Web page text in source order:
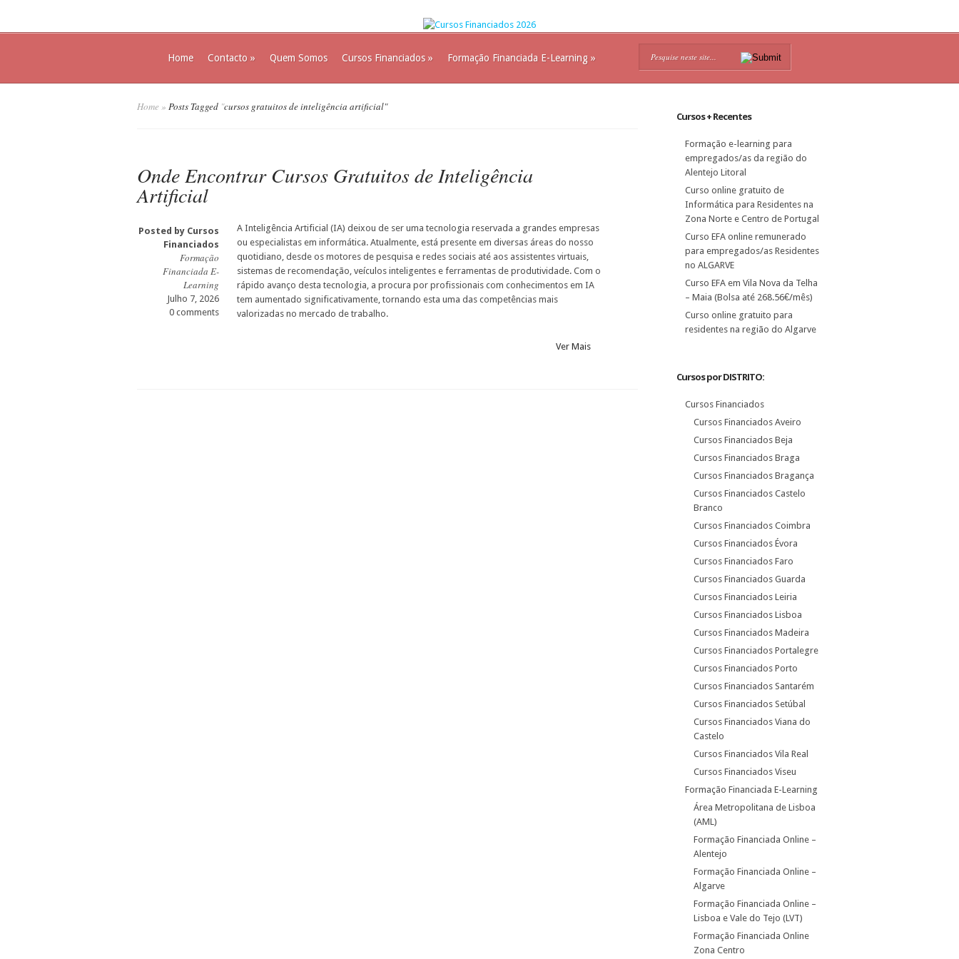
Home Contacto » Quem Somos Cursos Financiados» Formação Financiada E-Learning »
Home » Posts Tagged "cursos gratuitos de inteligência artificial"
Onde Encontrar Cursos Gratuitos de Inteligência
Artificial
Posted by Cursos
Financiados
Formação
Financiada E-
Learning
Julho 7, 2026
0 comments
A Inteligência Artificial (IA) deixou de ser uma tecnologia reservada a grandes empresas
ou especialistas em informática. Atualmente, está presente em diversas áreas do nosso
quotidiano, desde os motores de pesquisa e redes sociais até aos assistentes virtuais,
sistemas de recomendação, veículos inteligentes e ferramentas de produtividade. Com o
rápido avanço desta tecnologia, a procura por profissionais com conhecimentos em IA
tem aumentado significativamente, tornando esta uma das competências mais
valorizadas no mercado de trabalho.
Ver Mais
Cursos + Recentes
Formação e-learning para
empregados/as da região do
Alentejo Litoral
Curso online gratuito de
Informática para Residentes na
Zona Norte e Centro de Portugal
Curso EFA online remunerado
para empregados/as Residentes
no ALGARVE
Curso EFA em Vila Nova da Telha
– Maia (Bolsa até 268.56€/mês)
Curso online gratuito para
residentes na região do Algarve
Cursos por DISTRITO:
Cursos Financiados
Cursos Financiados Aveiro
Cursos Financiados Beja
Cursos Financiados Braga
Cursos Financiados Bragança
Cursos Financiados Castelo
Branco
Cursos Financiados Coimbra
Cursos Financiados Évora
Cursos Financiados Faro
Cursos Financiados Guarda
Cursos Financiados Leiria
Cursos Financiados Lisboa
Cursos Financiados Madeira
Cursos Financiados Portalegre
Cursos Financiados Porto
Cursos Financiados Santarém
Cursos Financiados Setúbal
Cursos Financiados Viana do
Castelo
Cursos Financiados Vila Real
Cursos Financiados Viseu
Formação Financiada E-Learning
Área Metropolitana de Lisboa
(AML)
Formação Financiada Online –
Alentejo
Formação Financiada Online –
Algarve
Formação Financiada Online –
Lisboa e Vale do Tejo (LVT)
Formação Financiada Online
Zona Centro